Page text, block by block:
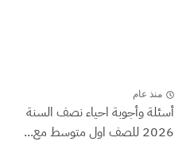
منذ عام
أسئلة وأجوبة احياء نصف السنة
2026 للصف اول متوسط مع...